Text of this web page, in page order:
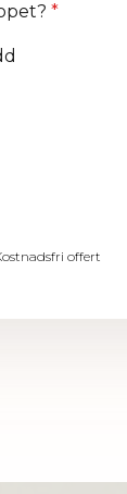
*
offert